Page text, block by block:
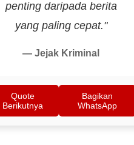
penting daripada berita
yang paling cepat."
— Jejak Kriminal
Quote
Berikutnya
Bagikan
WhatsApp